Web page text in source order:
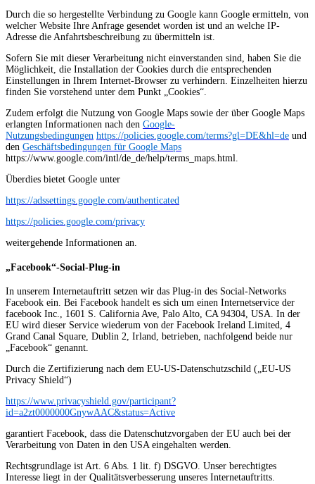
Durch die so hergestellte Verbindung zu Google kann Google ermitteln, von
welcher Website Ihre Anfrage gesendet worden ist und an welche IP-
Adresse die Anfahrtsbeschreibung zu übermitteln ist.
Sofern Sie mit dieser Verarbeitung nicht einverstanden sind, haben Sie die
Möglichkeit, die Installation der Cookies durch die entsprechenden
Einstellungen in Ihrem Internet-Browser zu verhindern. Einzelheiten hierzu
finden Sie vorstehend unter dem Punkt „Cookies“.
Zudem erfolgt die Nutzung von Google Maps sowie der über Google Maps
erlangten Informationen nach den Google-
Nutzungsbedingungen https://policies.google.com/terms?gl=DE&hl=de und
den Geschäftsbedingungen für Google Maps
https://www.google.com/intl/de_de/help/terms_maps.html.
Überdies bietet Google unter
https://adssettings.google.com/authenticated
https://policies.google.com/privacy
weitergehende Informationen an.
„Facebook“-Social-Plug-in
In unserem Internetauftritt setzen wir das Plug-in des Social-Networks
Facebook ein. Bei Facebook handelt es sich um einen Internetservice der
facebook Inc., 1601 S. California Ave, Palo Alto, CA 94304, USA. In der
EU wird dieser Service wiederum von der Facebook Ireland Limited, 4
Grand Canal Square, Dublin 2, Irland, betrieben, nachfolgend beide nur
„Facebook“ genannt.
Durch die Zertifizierung nach dem EU-US-Datenschutzschild („EU-US
Privacy Shield“)
https://www.privacyshield.gov/participant?
id=a2zt0000000GnywAAC&status=Active
garantiert Facebook, dass die Datenschutzvorgaben der EU auch bei der
Verarbeitung von Daten in den USA eingehalten werden.
Rechtsgrundlage ist Art. 6 Abs. 1 lit. f) DSGVO. Unser berechtigtes
Interesse liegt in der Qualitätsverbesserung unseres Internetauftritts.